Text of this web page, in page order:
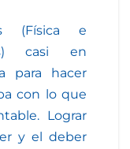
(Física e
casi en
para hacer
con lo que
Lograr
y el deber